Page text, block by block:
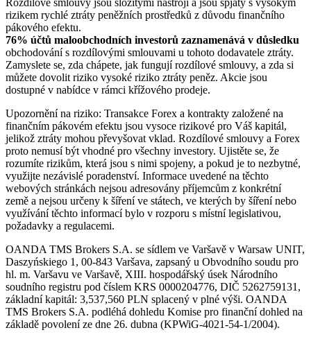
rizikem rychlé ztráty peněžních prostředků z důvodu finančního
pákového efektu.
76% účtů maloobchodních investorů zaznamenává v důsledku
obchodování s rozdílovými smlouvami u tohoto dodavatele ztráty.
Zamyslete se, zda chápete, jak fungují rozdílové smlouvy, a zda si
můžete dovolit riziko vysoké riziko ztráty peněz. Akcie jsou
dostupné v nabídce v rámci křížového prodeje.
Upozornění na riziko: Transakce Forex a kontrakty založené na
finančním pákovém efektu jsou vysoce rizikové pro Váš kapitál,
jelikož ztráty mohou převyšovat vklad. Rozdílové smlouvy a Forex
proto nemusí být vhodné pro všechny investory. Ujistěte se, že
rozumíte rizikům, která jsou s nimi spojeny, a pokud je to nezbytné,
využijte nezávislé poradenství. Informace uvedené na těchto
webových stránkách nejsou adresovány příjemcům z konkrétní
země a nejsou určeny k šíření ve státech, ve kterých by šíření nebo
využívání těchto informací bylo v rozporu s místní legislativou,
požadavky a regulacemi.
OANDA TMS Brokers S.A. se sídlem ve Varšavě v Warsaw UNIT,
Daszyńskiego 1, 00-843 Varšava, zapsaný u Obvodního soudu pro
hl. m. Varšavu ve Varšavě, XIII. hospodářský úsek Národního
soudního registru pod číslem KRS 0000204776, DIČ 5262759131,
základní kapitál: 3,537,560 PLN splacený v plné výši. OANDA
TMS Brokers S.A. podléhá dohledu Komise pro finanční dohled na
základě povolení ze dne 26. dubna (KPWiG-4021-54-1/2004).